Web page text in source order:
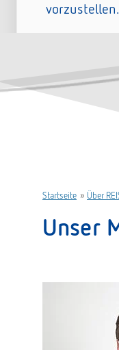
vorzustellen.
Startseite » Über
Unser